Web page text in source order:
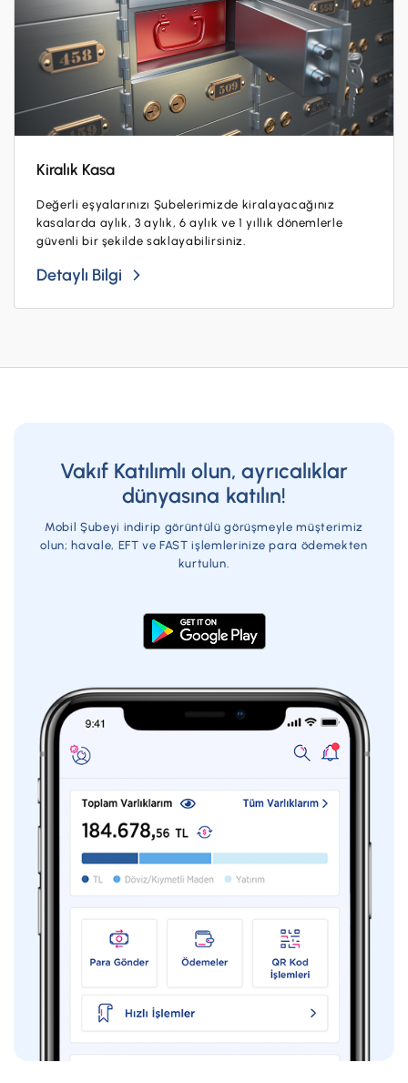
Kiralık Kasa
Değerli eşyalarınızı Şubelerimizde kiralayacağınız
kasalarda aylık, 3 aylık, 6 aylık ve 1 yıllık dönemlerle
güvenli bir şekilde saklayabilirsiniz.
Detaylı Bilgi
Vakıf Katılımlı olun, ayrıcalıklar
dünyasına katılın!
Mobil Şubeyi indirip görüntülü görüşmeyle müşterimiz
olun; havale, EFT ve FAST işlemlerinize para ödemekten
kurtulun.